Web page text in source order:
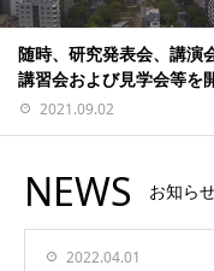
随時、研究発表会、講演会
講習会および見学会等を
2021.09.02
NEWS お知ら
2022.04.01